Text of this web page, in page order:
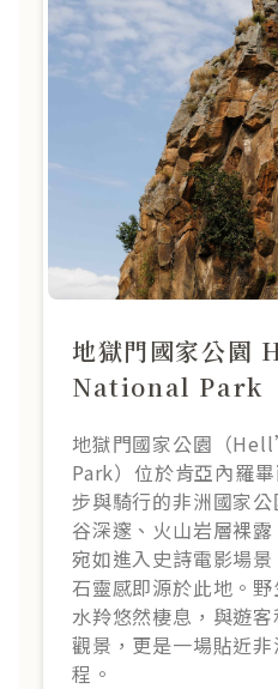
地獄門國家公園
National Park
地獄門國家公園（
Park）位於肯亞內羅
步與騎行的非洲國家
谷深邃、火山岩層裸
宛如進入史詩電影場
石靈感即源於此地。
水羚悠然棲息，與遊
觀景，更是一場貼近
程。